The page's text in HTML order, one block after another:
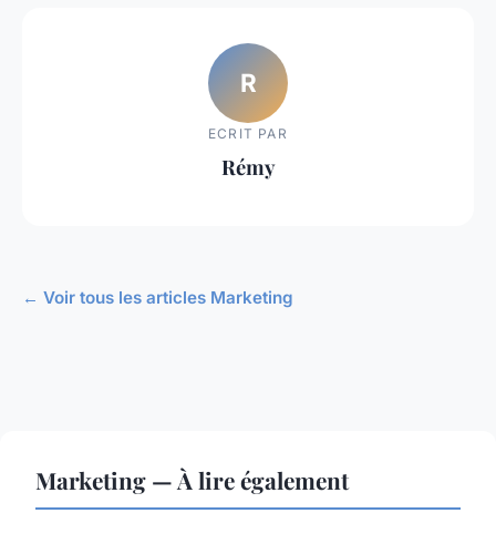
R
ECRIT PAR
Rémy
← Voir tous les articles Marketing
Marketing — À lire également